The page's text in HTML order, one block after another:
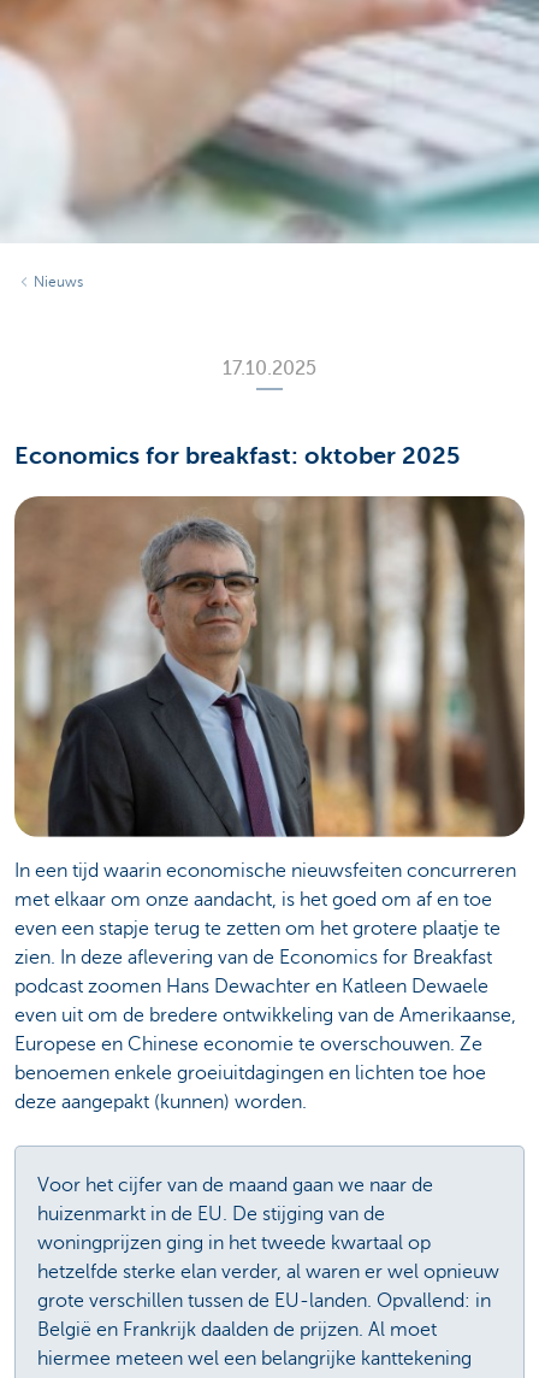
Nieuws
17.10.2025
Economics for breakfast: oktober 2025
In een tijd waarin economische nieuwsfeiten concurreren
met elkaar om onze aandacht, is het goed om af en toe
even een stapje terug te zetten om het grotere plaatje te
zien. In deze aflevering van de Economics for Breakfast
podcast zoomen Hans Dewachter en Katleen Dewaele
even uit om de bredere ontwikkeling van de Amerikaanse,
Europese en Chinese economie te overschouwen. Ze
benoemen enkele groeiuitdagingen en lichten toe hoe
deze aangepakt (kunnen) worden.
Voor het cijfer van de maand gaan we naar de
huizenmarkt in de EU. De stijging van de
woningprijzen ging in het tweede kwartaal op
hetzelfde sterke elan verder, al waren er wel opnieuw
grote verschillen tussen de EU-landen. Opvallend: in
België en Frankrijk daalden de prijzen. Al moet
hiermee meteen wel een belangrijke kanttekening